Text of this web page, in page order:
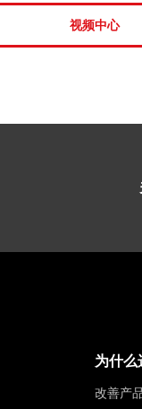
视频中心
为什么
改善产